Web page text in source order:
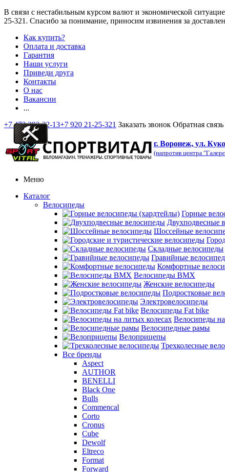
В связи с нестабильным курсом валют и экономической
25-321 . Спасибо за понимание, приносим извинения за
Как купить?
Оплата и доставка
Гарантия
Наши услуги
Приведи друга
Контакты
О нас
Вакансии
...
+7 473 292-32-13+7 920 21-25-321 Заказать звонок Обратная связь
г. Воронеж, ул.
(напротив центра
Меню
Каталог
Велосипеды
Горные
Двухподвесные
Шоссейные
Складные велосипеды
Гравийные
Комфортные
Велосипеды BMX
Женские велосипеды
Подростковые
Электровелосипеды
Велосипеды Fat bike
Велосипеды
Велосипедные рамы
Велоприцепы
Трехколесные
Все бренды
Aspect
AUTHOR
BENELLI
Black One
Bulls
Commencal
Corto
Cronus
Cube
Dewolf
Eltreco
Format
Forward